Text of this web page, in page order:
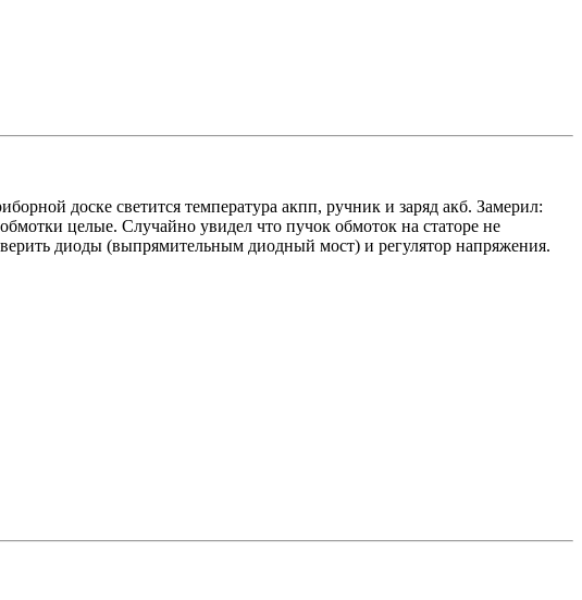
доске светится температура акпп, ручник и заряд акб. Замерил:
целые. Случайно увидел что пучок обмоток на статоре не
диоды (выпрямительным диодный мост) и регулятор напряжения.